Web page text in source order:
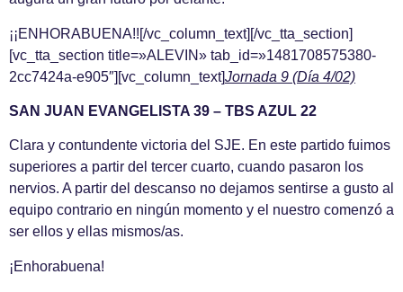
¡¡ENHORABUENA!![/vc_column_text][/vc_tta_section]
[vc_tta_section title=»ALEVIN» tab_id=»1481708575380-
2cc7424a-e905″][vc_column_text]Jornada 9 (Día 4/02)
SAN JUAN EVANGELISTA 39 – TBS AZUL 22
Clara y contundente victoria del SJE. En este partido fuimos
superiores a partir del tercer cuarto, cuando pasaron los
nervios. A partir del descanso no dejamos sentirse a gusto al
equipo contrario en ningún momento y el nuestro comenzó a
ser ellos y ellas mismos/as.
¡Enhorabuena!